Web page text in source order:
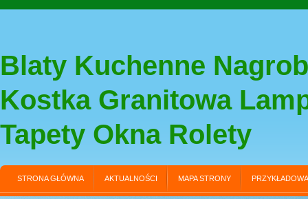
Blaty Kuchenne
Kostka Granitowa
Tapety Okna Rolety
STRONA GŁÓWNA AKTUALNOŚCI MAPA STRONY